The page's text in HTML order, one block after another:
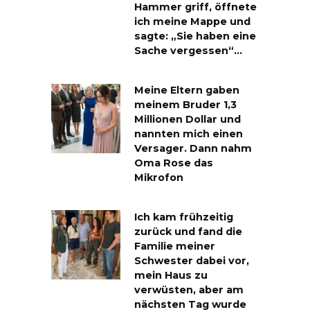
Hammer griff, öffnete
ich meine Mappe und
sagte: „Sie haben eine
Sache vergessen“…
Meine Eltern gaben
meinem Bruder 1,3
Millionen Dollar und
nannten mich einen
Versager. Dann nahm
Oma Rose das
Mikrofon
Ich kam frühzeitig
zurück und fand die
Familie meiner
Schwester dabei vor,
mein Haus zu
verwüsten, aber am
nächsten Tag wurde